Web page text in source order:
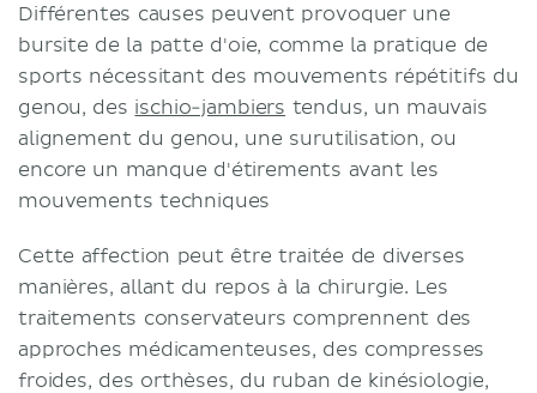
Différentes causes peuvent provoquer une
bursite de la patte d'oie, comme la pratique de
sports nécessitant des mouvements répétitifs du
genou, des ischio-jambiers tendus, un mauvais
alignement du genou, une surutilisation, ou
encore un manque d'étirements avant les
mouvements techniques
Cette affection peut être traitée de diverses
manières, allant du repos à la chirurgie. Les
traitements conservateurs comprennent des
approches médicamenteuses, des compresses
froides, des orthèses, du ruban de kinésiologie,